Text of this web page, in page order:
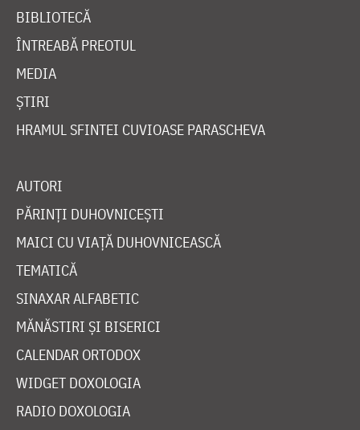
BIBLIOTECĂ
ÎNTREABĂ PREOTUL
MEDIA
ȘTIRI
HRAMUL SFINTEI CUVIOASE PARASCHEVA
AUTORI
PĂRINȚI DUHOVNICEȘTI
MAICI CU VIAȚĂ DUHOVNICEASCĂ
TEMATICĂ
SINAXAR ALFABETIC
MĂNĂSTIRI ȘI BISERICI
CALENDAR ORTODOX
WIDGET DOXOLOGIA
RADIO DOXOLOGIA